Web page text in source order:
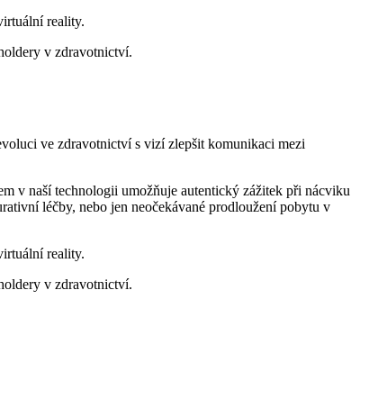
reality.
v zdravotnictví.
ve zdravotnictví s vizí zlepšit komunikaci mezi
v naší technologii umožňuje autentický zážitek při nácviku
léčby, nebo jen neočekávané prodloužení pobytu v
reality.
v zdravotnictví.